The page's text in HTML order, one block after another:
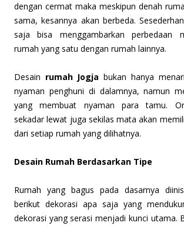
dengan cermat maka meskipun denah
sama, kesannya akan berbeda.
saja bisa menggambarkan perbedaan
rumah yang satu dengan rumah lainnya.
Desain rumah Jogja bukan hanya
nyaman penghuni di dalamnya, namun
yang membuat nyaman para tamu.
sekadar lewat juga sekilas mata akan
dari setiap rumah yang dilihatnya.
Desain Rumah Berdasarkan Tipe
Rumah yang bagus pada dasarnya
berikut dekorasi apa saja yang
dekorasi yang serasi menjadi kunci utama.